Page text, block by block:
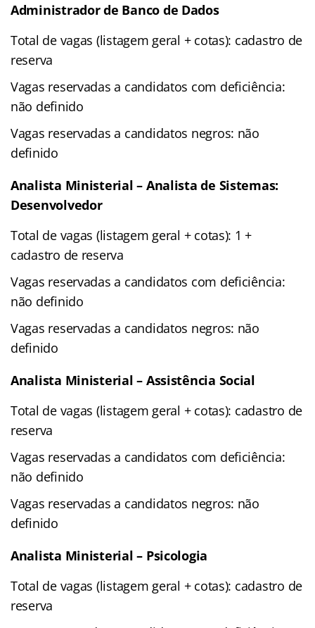
Administrador de Banco de Dados
Total de vagas (listagem geral + cotas): cadastro de
reserva
Vagas reservadas a candidatos com deficiência:
não definido
Vagas reservadas a candidatos negros: não
definido
Analista Ministerial – Analista de Sistemas:
Desenvolvedor
Total de vagas (listagem geral + cotas): 1 +
cadastro de reserva
Vagas reservadas a candidatos com deficiência:
não definido
Vagas reservadas a candidatos negros: não
definido
Analista Ministerial – Assistência Social
Total de vagas (listagem geral + cotas): cadastro de
reserva
Vagas reservadas a candidatos com deficiência:
não definido
Vagas reservadas a candidatos negros: não
definido
Analista Ministerial – Psicologia
Total de vagas (listagem geral + cotas): cadastro de
reserva